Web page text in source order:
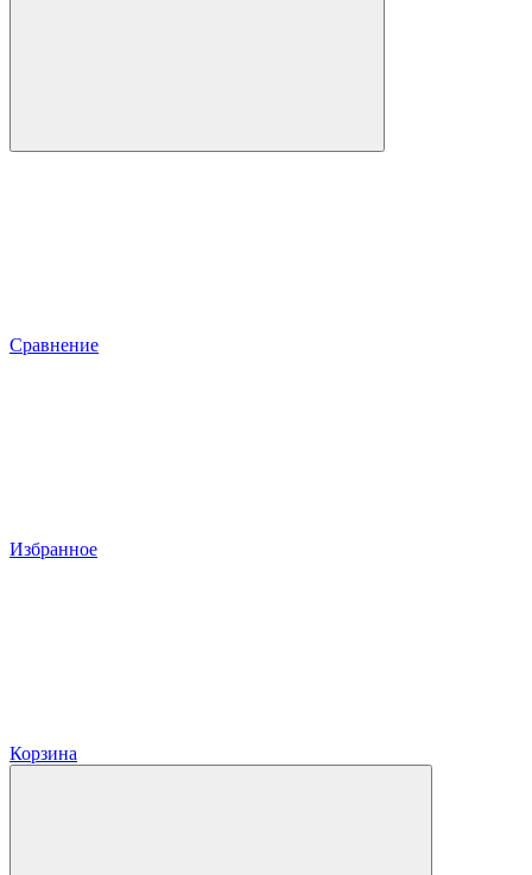
Сравнение
Избранное
Корзина